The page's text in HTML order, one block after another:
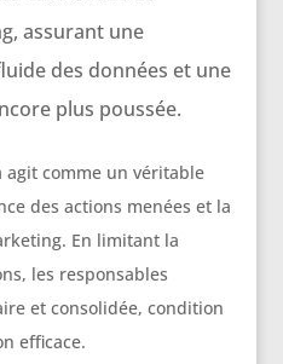
assurant une
des données et une
plus poussée.
agit comme un véritable
des actions menées et la
En limitant la
les responsables
et consolidée, condition
efficace.